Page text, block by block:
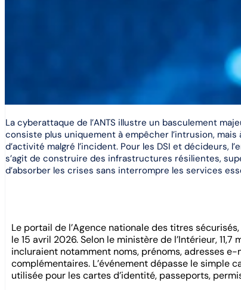
La cyberattaque de l’ANTS illustre un basculement
consiste plus uniquement à empêcher l’intrusion,
d’activité malgré l’incident. Pour les DSI et décideurs,
s’agit de construire des infrastructures résilientes,
d’absorber les crises sans interrompre les services
Le portail de l’Agence nationale des titres
le 15 avril 2026. Selon le ministère de l’Intérieur,
incluraient notamment noms, prénoms, adresses
complémentaires. L’événement dépasse le simple
utilisée pour les cartes d’identité, passeports,